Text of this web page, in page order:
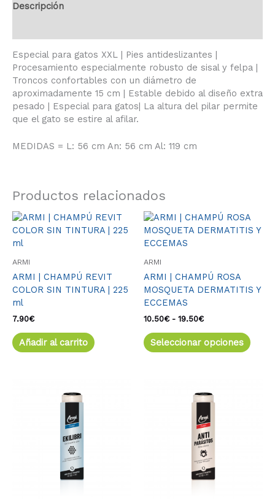
Descripción
Especial para gatos XXL | Pies antideslizantes |
Procesamiento especialmente robusto de sisal y felpa |
Troncos confortables con un diámetro de
aproximadamente 15 cm | Estable debido al diseño extra
pesado | Especial para gatos| La altura del pilar permite
que el gato se estire al afilar.
MEDIDAS = L: 56 cm An: 56 cm Al: 119 cm
Productos relacionados
ARMI
ARMI | CHAMPÚ REVIT
COLOR SIN TINTURA | 225
ml
7.90€
Añadir al carrito
ARMI
ARMI | CHAMPÚ ROSA
MOSQUETA DERMATITIS Y
ECCEMAS
10.50€ - 19.50€
Rango
de
19.50€
Seleccionar opciones
Este
en